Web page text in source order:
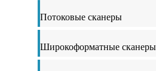
Потоковые сканеры
Широкоформатные сканеры